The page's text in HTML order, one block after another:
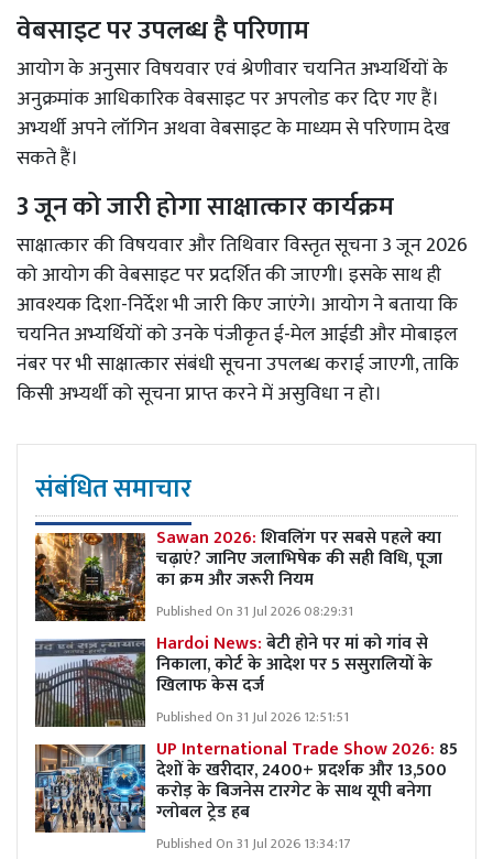
वेबसाइट पर उपलब्ध है परिणाम
आयोग के अनुसार विषयवार एवं श्रेणीवार चयनित अभ्यर्थियों के
अनुक्रमांक आधिकारिक वेबसाइट पर अपलोड कर दिए गए हैं।
अभ्यर्थी अपने लॉगिन अथवा वेबसाइट के माध्यम से परिणाम देख
सकते हैं।
3 जून को जारी होगा साक्षात्कार कार्यक्रम
साक्षात्कार की विषयवार और तिथिवार विस्तृत सूचना 3 जून 2026
को आयोग की वेबसाइट पर प्रदर्शित की जाएगी। इसके साथ ही
आवश्यक दिशा-निर्देश भी जारी किए जाएंगे। आयोग ने बताया कि
चयनित अभ्यर्थियों को उनके पंजीकृत ई-मेल आईडी और मोबाइल
नंबर पर भी साक्षात्कार संबंधी सूचना उपलब्ध कराई जाएगी, ताकि
किसी अभ्यर्थी को सूचना प्राप्त करने में असुविधा न हो।
संबंधित समाचार
Sawan 2026:शिवलिंग पर सबसे पहले क्या
चढ़ाएं? जानिए जलाभिषेक की सही विधि, पूजा
का क्रम और जरूरी नियम
Published On 31 Jul 2026 08:29:31
Hardoi News:बेटी होने पर मां को गांव से
निकाला, कोर्ट के आदेश पर 5 ससुरालियों के
खिलाफ केस दर्ज
Published On 31 Jul 2026 12:51:51
UP International Trade Show 2026: 85
देशों के खरीदार, 2400+ प्रदर्शक और 13,500
करोड़ के बिजनेस टारगेट के साथ यूपी बनेगा
ग्लोबल ट्रेड हब
Published On 31 Jul 2026 13:34:17